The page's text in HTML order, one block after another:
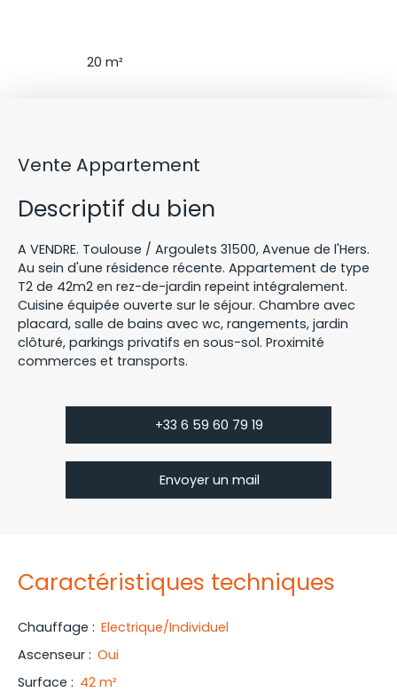
20 m²
Vente Appartement
Descriptif du bien
A VENDRE. Toulouse / Argoulets 31500, Avenue de l'Hers.
Au sein d'une résidence récente. Appartement de type
T2 de 42m2 en rez-de-jardin repeint intégralement.
Cuisine équipée ouverte sur le séjour. Chambre avec
placard, salle de bains avec wc, rangements, jardin
clôturé, parkings privatifs en sous-sol. Proximité
commerces et transports.
+33 6 59 60 79 19
Envoyer un mail
Caractéristiques techniques
Chauffage : Electrique/Individuel
Ascenseur : Oui
Surface : 42 m²